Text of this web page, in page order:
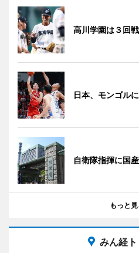
高川学園は３回
日本、モンゴル
自衛隊指揮に国
もっと見
みん経